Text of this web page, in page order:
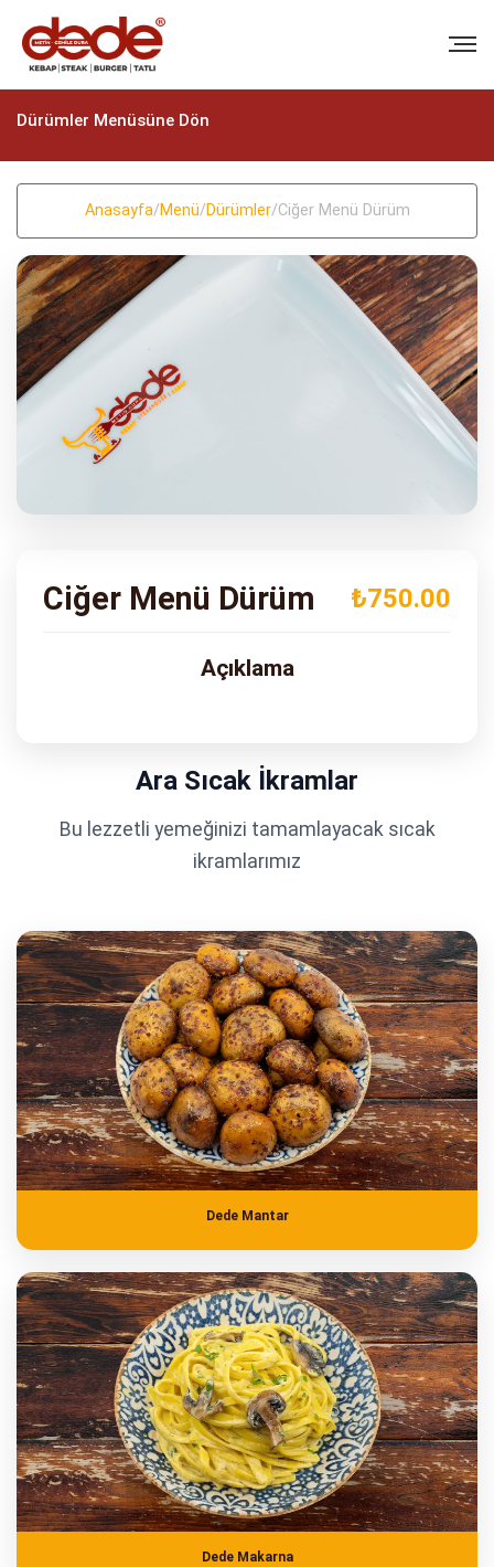
BIZI ARAYIN
+90 (322) 235 57 58
+90 (322) 235 57 58
info@dedekebap.com.tr
ADRES
Dürümler Menüsüne Dön
Anasayfa/Menü/Dürümler/Ciğer Menü Dürüm
Ciğer Menü Dürüm ₺750.00
Açıklama
Ara Sıcak İkramlar
Bu lezzetli yemeğinizi tamamlayacak sıcak
ikramlarımız
Dede Mantar
Dede Makarna